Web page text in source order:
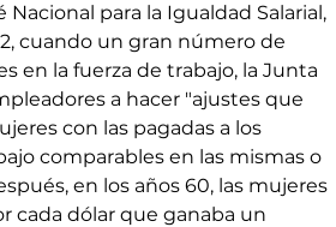
para la Igualdad Salarial,
cuando un gran número de
en la fuerza de trabajo, la Junta
a hacer "ajustes que
con las pagadas a los
comparables en las mismas o
en los años 60, las mujeres
cada dólar que ganaba un